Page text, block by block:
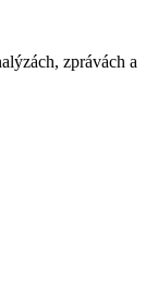
zprávách a